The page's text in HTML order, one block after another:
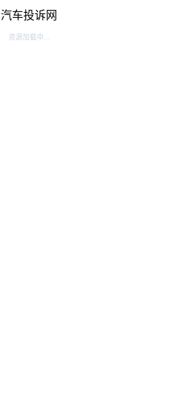
汽车投诉网
资源加载中...